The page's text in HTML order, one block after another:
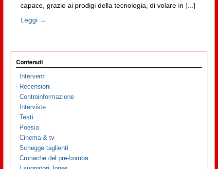
capace, grazie ai prodigi della tecnologia, di volare in [...]
Leggi →
Contenuti
Interventi
Recensioni
Controinformazione
Interviste
Testi
Poesia
Cinema & tv
Schegge taglienti
Cronache del pre-bomba